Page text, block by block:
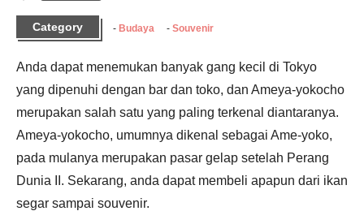
Category Budaya Souvenir
Anda dapat menemukan banyak gang kecil di Tokyo
yang dipenuhi dengan bar dan toko, dan Ameya-yokocho
merupakan salah satu yang paling terkenal diantaranya.
Ameya-yokocho, umumnya dikenal sebagai Ame-yoko,
pada mulanya merupakan pasar gelap setelah Perang
Dunia II. Sekarang, anda dapat membeli apapun dari ikan
segar sampai souvenir.